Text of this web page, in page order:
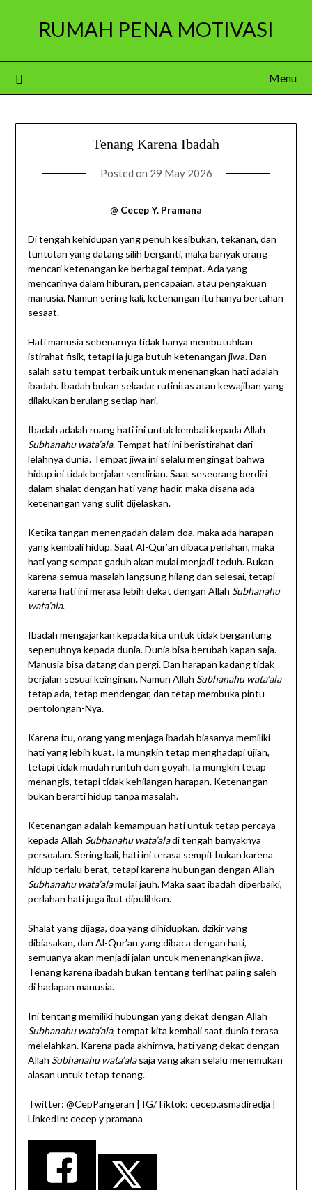
RUMAH PENA MOTIVASI
Menu
Tenang Karena Ibadah
Posted on 29 May 2026
@ Cecep Y. Pramana
Di tengah kehidupan yang penuh kesibukan, tekanan, dan
tuntutan yang datang silih berganti, maka banyak orang
mencari ketenangan ke berbagai tempat. Ada yang
mencarinya dalam hiburan, pencapaian, atau pengakuan
manusia. Namun sering kali, ketenangan itu hanya bertahan
sesaat.
Hati manusia sebenarnya tidak hanya membutuhkan
istirahat fisik, tetapi ia juga butuh ketenangan jiwa. Dan
salah satu tempat terbaik untuk menenangkan hati adalah
ibadah. Ibadah bukan sekadar rutinitas atau kewajiban yang
dilakukan berulang setiap hari.
Ibadah adalah ruang hati ini untuk kembali kepada Allah
Subhanahu wata’ala. Tempat hati ini beristirahat dari
lelahnya dunia. Tempat jiwa ini selalu mengingat bahwa
hidup ini tidak berjalan sendirian. Saat seseorang berdiri
dalam shalat dengan hati yang hadir, maka disana ada
ketenangan yang sulit dijelaskan.
Ketika tangan menengadah dalam doa, maka ada harapan
yang kembali hidup. Saat Al-Qur’an dibaca perlahan, maka
hati yang sempat gaduh akan mulai menjadi teduh. Bukan
karena semua masalah langsung hilang dan selesai, tetapi
karena hati ini merasa lebih dekat dengan Allah Subhanahu
wata’ala.
Ibadah mengajarkan kepada kita untuk tidak bergantung
sepenuhnya kepada dunia. Dunia bisa berubah kapan saja.
Manusia bisa datang dan pergi. Dan harapan kadang tidak
berjalan sesuai keinginan. Namun Allah Subhanahu wata’ala
tetap ada, tetap mendengar, dan tetap membuka pintu
pertolongan-Nya.
Karena itu, orang yang menjaga ibadah biasanya memiliki
hati yang lebih kuat. Ia mungkin tetap menghadapi ujian,
tetapi tidak mudah runtuh dan goyah. Ia mungkin tetap
menangis, tetapi tidak kehilangan harapan. Ketenangan
bukan berarti hidup tanpa masalah.
Ketenangan adalah kemampuan hati untuk tetap percaya
kepada Allah Subhanahu wata’aladi tengah banyaknya
persoalan. Sering kali, hati ini terasa sempit bukan karena
hidup terlalu berat, tetapi karena hubungan dengan Allah
Subhanahu wata’alamulai jauh. Maka saat ibadah diperbaiki,
perlahan hati juga ikut dipulihkan.
Shalat yang dijaga, doa yang dihidupkan, dzikir yang
dibiasakan, dan Al-Qur’an yang dibaca dengan hati,
semuanya akan menjadi jalan untuk menenangkan jiwa.
Tenang karena ibadah bukan tentang terlihat paling saleh
di hadapan manusia.
Ini tentang memiliki hubungan yang dekat dengan Allah
Subhanahu wata’ala, tempat kita kembali saat dunia terasa
melelahkan. Karena pada akhirnya, hati yang dekat dengan
Allah Subhanahu wata’alasaja yang akan selalu menemukan
alasan untuk tetap tenang.
Twitter: @CepPangeran | IG/Tiktok: cecep.asmadiredja |
LinkedIn: cecep y pramana